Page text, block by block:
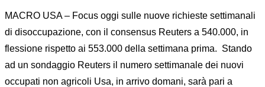
MACRO USA – Focus oggi sulle nuove richieste settimanali
di disoccupazione, con il consensus Reuters a 540.000, in
flessione rispetto ai 553.000 della settimana prima. Stando
ad un sondaggio Reuters il numero settimanale dei nuovi
occupati non agricoli Usa, in arrivo domani, sarà pari a